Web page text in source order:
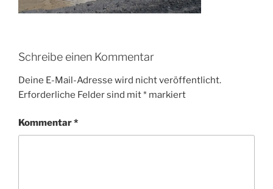
Schreibe einen Kommentar
Deine E-Mail-Adresse wird nicht veröffentlicht.
Erforderliche Felder sind mit* markiert
Kommentar*